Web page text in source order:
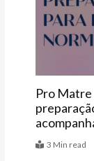
Últimas
Pro Matre
3 Min read